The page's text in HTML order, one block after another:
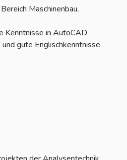
Maschinenbau,
Kenntnisse in AutoCAD
gute Englischkenntnisse